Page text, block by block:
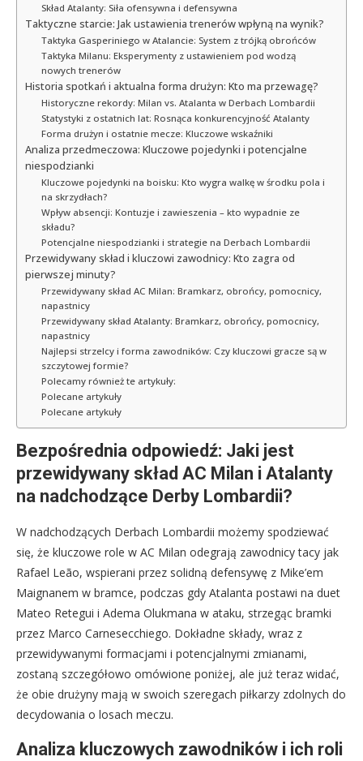
Skład Atalanty: Siła ofensywna i defensywna
Taktyczne starcie: Jak ustawienia trenerów wpłyną na wynik?
Taktyka Gasperiniego w Atalancie: System z trójką obrońców
Taktyka Milanu: Eksperymenty z ustawieniem pod wodzą
nowych trenerów
Historia spotkań i aktualna forma drużyn: Kto ma przewagę?
Historyczne rekordy: Milan vs. Atalanta w Derbach Lombardii
Statystyki z ostatnich lat: Rosnąca konkurencyjność Atalanty
Forma drużyn i ostatnie mecze: Kluczowe wskaźniki
Analiza przedmeczowa: Kluczowe pojedynki i potencjalne
niespodzianki
Kluczowe pojedynki na boisku: Kto wygra walkę w środku pola i
na skrzydłach?
Wpływ absencji: Kontuzje i zawieszenia – kto wypadnie ze
składu?
Potencjalne niespodzianki i strategie na Derbach Lombardii
Przewidywany skład i kluczowi zawodnicy: Kto zagra od
pierwszej minuty?
Przewidywany skład AC Milan: Bramkarz, obrońcy, pomocnicy,
napastnicy
Przewidywany skład Atalanty: Bramkarz, obrońcy, pomocnicy,
napastnicy
Najlepsi strzelcy i forma zawodników: Czy kluczowi gracze są w
szczytowej formie?
Polecamy również te artykuły:
Polecane artykuły
Polecane artykuły
Bezpośrednia odpowiedź: Jaki jest
przewidywany skład AC Milan i Atalanty
na nadchodzące Derby Lombardii?
W nadchodzących Derbach Lombardii możemy spodziewać
się, że kluczowe role w AC Milan odegrają zawodnicy tacy jak
Rafael Leão, wspierani przez solidną defensywę z Mike’em
Maignanem w bramce, podczas gdy Atalanta postawi na duet
Mateo Retegui i Adema Olukmana w ataku, strzegąc bramki
przez Marco Carnesecchiego. Dokładne składy, wraz z
przewidywanymi formacjami i potencjalnymi zmianami,
zostaną szczegółowo omówione poniżej, ale już teraz widać,
że obie drużyny mają w swoich szeregach piłkarzy zdolnych do
decydowania o losach meczu.
Analiza kluczowych zawodników i ich roli